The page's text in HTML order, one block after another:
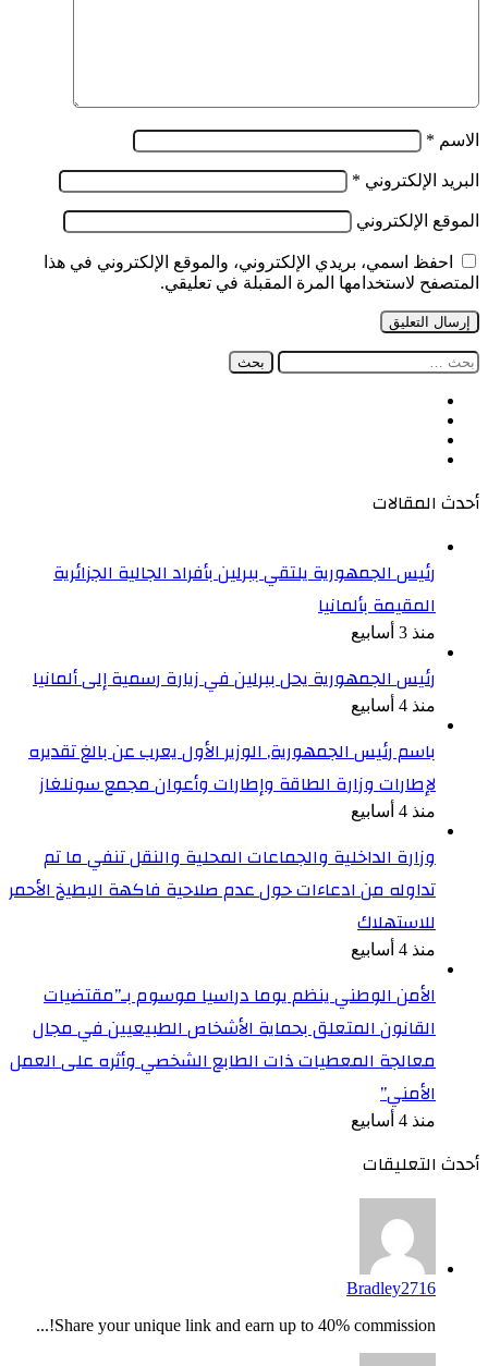
الاسم *
البريد الإلكتروني *
الموقع الإلكتروني
احفظ اسمي، بريدي الإلكتروني، والموقع الإلكتروني في هذا
المتصفح لاستخدامها المرة المقبلة في تعليقي.
البحث
أحدث المقالات
رئيس الجمهورية يلتقي ببرلين بأفراد الجالية الجزائرية
المقيمة بألمانيا
منذ 3 أسابيع
رئيس الجمهورية يحل ببرلين في زيارة رسمية إلى ألمانيا
منذ 4 أسابيع
باسم رئيس الجمهورية, الوزير الأول يعرب عن بالغ تقديره
لإطارات وزارة الطاقة وإطارات وأعوان مجمع سونلغاز
منذ 4 أسابيع
وزارة الداخلية والجماعات المحلية والنقل تنفي ما تم
تداوله من ادعاءات حول عدم صلاحية فاكهة البطيخ الأحمر
للاستهلاك
منذ 4 أسابيع
الأمن الوطني ينظم يوما دراسيا موسوم بـ”مقتضيات
القانون المتعلق بحماية الأشخاص الطبيعيين في مجال
معالجة المعطيات ذات الطابع الشخصي وأثره على العمل
الأمني”
منذ 4 أسابيع
أحدث التعليقات
Bradley2716
Share your unique link and earn up to 40% commission!...